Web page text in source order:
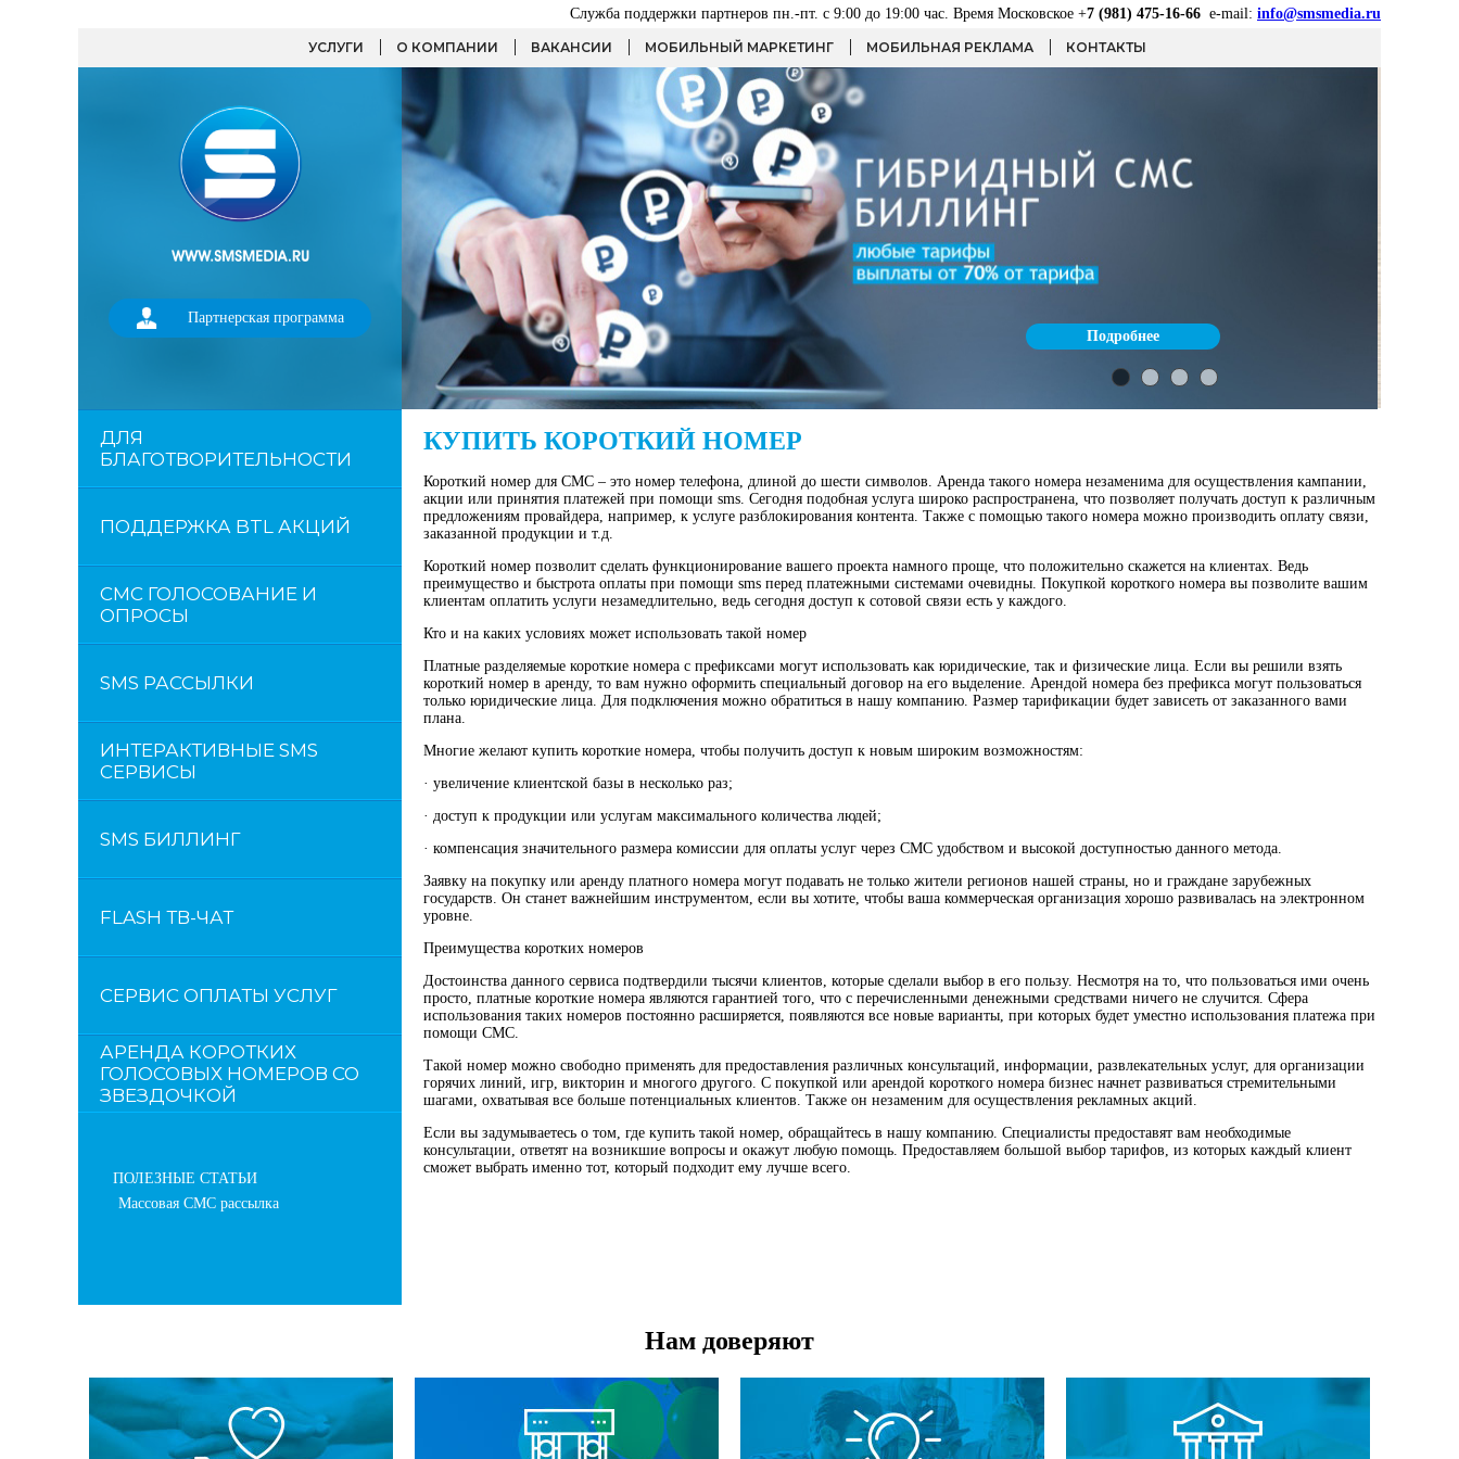
Служба поддержки партнеров пн.-пт. с 9:00 до 19:00 час. Время Московское +7 (981) 475-16-66 e-mail: info@smsmedia.ru
УСЛУГИ О КОМПАНИИ ВАКАНСИИ МОБИЛЬНЫЙ МАРКЕТИНГ МОБИЛЬНАЯ РЕКЛАМА КОНТАКТЫ
Подробнее
Подробнее
Подробнее
Подробнее
Партнерская программа
ДЛЯ
БЛАГОТВОРИТЕЛЬНОСТИ
ПОДДЕРЖКА BTL АКЦИЙ
СМС ГОЛОСОВАНИЕ И
ОПРОСЫ
SMS РАССЫЛКИ
ИНТЕРАКТИВНЫЕ SMS
СЕРВИСЫ
SMS БИЛЛИНГ
FLASH ТВ-ЧАТ
СЕРВИС ОПЛАТЫ УСЛУГ
АРЕНДА КОРОТКИХ
ГОЛОСОВЫХ НОМЕРОВ СО
ЗВЕЗДОЧКОЙ
ПОЛЕЗНЫЕ СТАТЬИ
Массовая СМС рассылка
КУПИТЬ КОРОТКИЙ НОМЕР
Короткий номер для СМС – это номер телефона, длиной до шести символов. Аренда такого номера незаменима для осуществления кампании,
акции или принятия платежей при помощи sms. Сегодня подобная услуга широко распространена, что позволяет получать доступ к различным
предложениям провайдера, например, к услуге разблокирования контента. Также с помощью такого номера можно производить оплату связи,
заказанной продукции и т.д.
Короткий номер позволит сделать функционирование вашего проекта намного проще, что положительно скажется на клиентах. Ведь
преимущество и быстрота оплаты при помощи sms перед платежными системами очевидны. Покупкой короткого номера вы позволите вашим
клиентам оплатить услуги незамедлительно, ведь сегодня доступ к сотовой связи есть у каждого.
Кто и на каких условиях может использовать такой номер
Платные разделяемые короткие номера с префиксами могут использовать как юридические, так и физические лица. Если вы решили взять
короткий номер в аренду, то вам нужно оформить специальный договор на его выделение. Арендой номера без префикса могут пользоваться
только юридические лица. Для подключения можно обратиться в нашу компанию. Размер тарификации будет зависеть от заказанного вами
плана.
Многие желают купить короткие номера, чтобы получить доступ к новым широким возможностям:
· увеличение клиентской базы в несколько раз;
· доступ к продукции или услугам максимального количества людей;
· компенсация значительного размера комиссии для оплаты услуг через СМС удобством и высокой доступностью данного метода.
Заявку на покупку или аренду платного номера могут подавать не только жители регионов нашей страны, но и граждане зарубежных
государств. Он станет важнейшим инструментом, если вы хотите, чтобы ваша коммерческая организация хорошо развивалась на электронном
уровне.
Преимущества коротких номеров
Достоинства данного сервиса подтвердили тысячи клиентов, которые сделали выбор в его пользу. Несмотря на то, что пользоваться ими очень
просто, платные короткие номера являются гарантией того, что с перечисленными денежными средствами ничего не случится. Сфера
использования таких номеров постоянно расширяется, появляются все новые варианты, при которых будет уместно использования платежа при
помощи СМС.
Такой номер можно свободно применять для предоставления различных консультаций, информации, развлекательных услуг, для организации
горячих линий, игр, викторин и многого другого. С покупкой или арендой короткого номера бизнес начнет развиваться стремительными
шагами, охватывая все больше потенциальных клиентов. Также он незаменим для осуществления рекламных акций.
Если вы задумываетесь о том, где купить такой номер, обращайтесь в нашу компанию. Специалисты предоставят вам необходимые
консультации, ответят на возникшие вопросы и окажут любую помощь. Предоставляем большой выбор тарифов, из которых каждый клиент
сможет выбрать именно тот, который подходит ему лучше всего.
Нам доверяют